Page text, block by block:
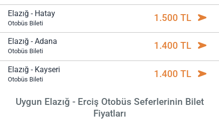
Elazığ - Hatay
Otobüs Bileti 1.500 TL
Elazığ - Adana
Otobüs Bileti 1.400 TL
Elazığ - Kayseri
Otobüs Bileti 1.400 TL
Uygun Elazığ - Erciş Otobüs Seferlerinin Bilet
Fiyatları